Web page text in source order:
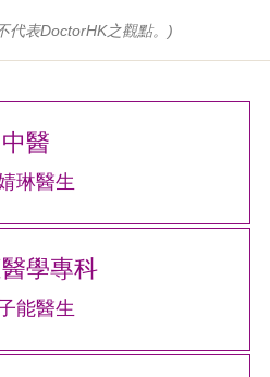
代表DoctorHK之觀點。)
中醫
琳醫生
學專科
能醫生